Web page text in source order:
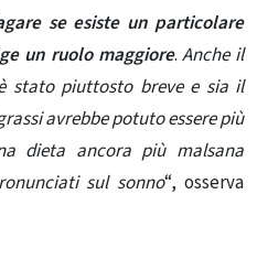
se esiste un particolare
un ruolo maggiore.Anche il
stato piuttosto breve e sia il
avrebbe potuto essere più
dieta ancora più malsana
sul sonno“, osserva